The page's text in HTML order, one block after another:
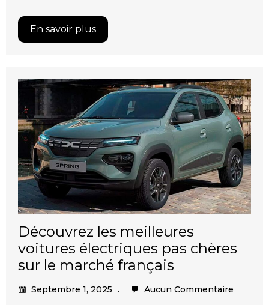
En savoir plus
Découvrez les meilleures
voitures électriques pas chères
sur le marché français
Septembre 1, 2025 Aucun Commentaire